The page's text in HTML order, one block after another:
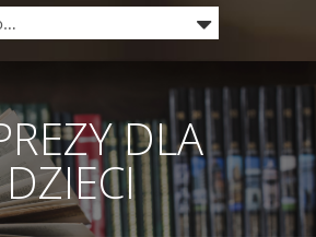
DLA
DZIECI